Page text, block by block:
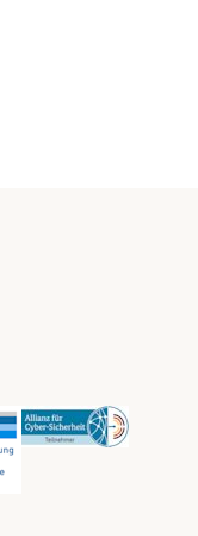
Security Security